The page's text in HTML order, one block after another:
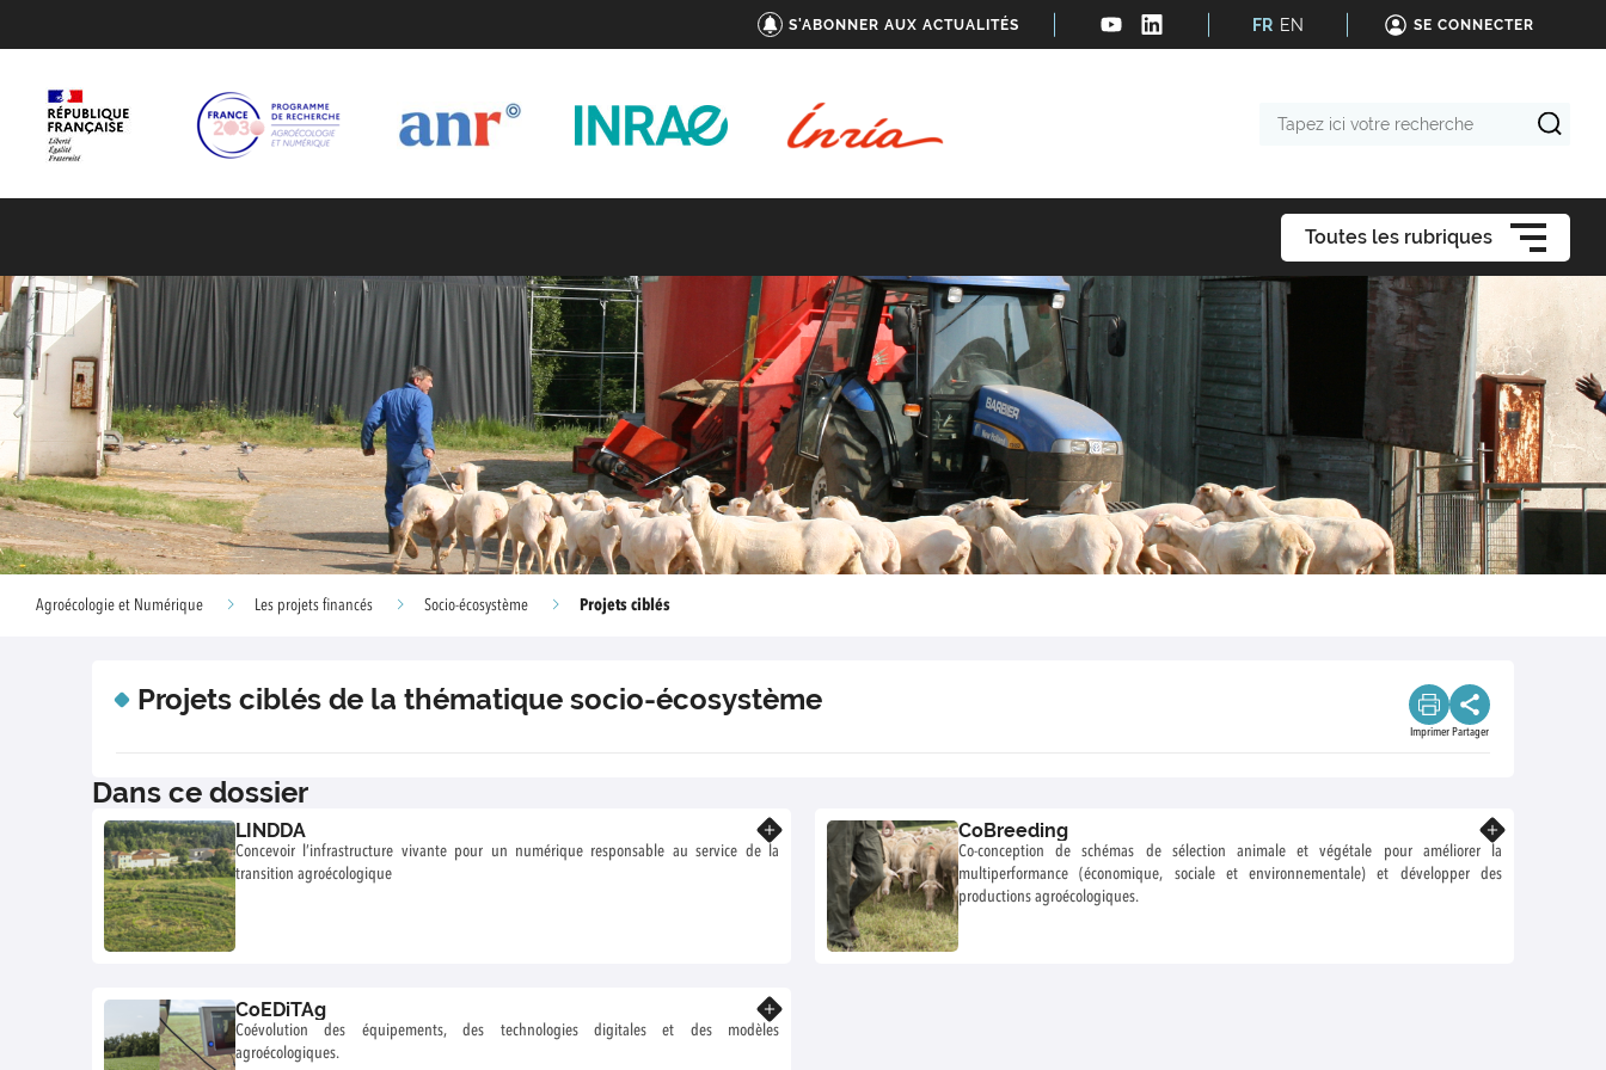
S'ABONNER AUX ACTUALITÉS FR EN SE CONNECTER
Toutes les rubriques
Agroécologie et Numérique Les projets financés Socio-écosystème Projets ciblés
Projets ciblés de la thématique socio-écosystème
Imprimer Partager
Dans ce dossier
LINDDA
Concevoir l’infrastructure vivante pour un numérique responsable au service de la
transition agroécologique
CoBreeding
Co-conception de schémas de sélection animale et végétale pour améliorer la
multiperformance (économique, sociale et environnementale) et développer des
productions agroécologiques.
CoEDiTAg
Coévolution des équipements, des technologies digitales et des modèles
agroécologiques.